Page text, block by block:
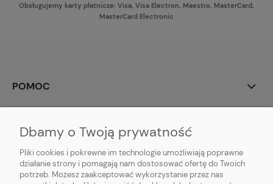
Obsługujemy karty płatnicze: Visa, Visa Electron, Maestro, MasterCard,
MasterCard Electronic
POMOC
PŁATNOŚCI I DOSTAWA
INFORMACJE
Dbamy o Twoją prywatność
Pliki cookies i pokrewne im technologie umożliwiają poprawne
działanie strony i pomagają nam dostosować ofertę do Twoich
potrzeb. Możesz zaakceptować wykorzystanie przez nas